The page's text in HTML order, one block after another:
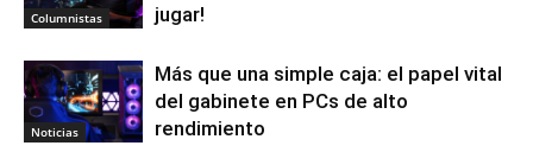
Columnistas
jugar!
Noticias
Más que una simple caja: el papel vital
del gabinete en PCs de alto
rendimiento